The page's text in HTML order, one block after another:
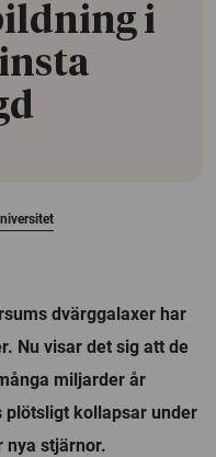
i
dvärggalaxer har
Nu visar det sig att de
miljarder år
plötsligt kollapsar under
nya stjärnor.